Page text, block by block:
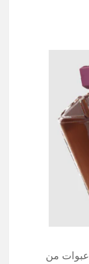
عرض خاص لشهر رمضان يتضمن 3 عبوات من